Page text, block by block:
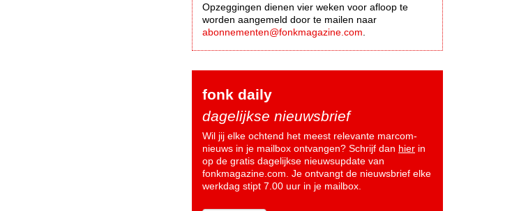
Opzeggingen dienen vier weken voor afloop te
worden aangemeld door te mailen naar
abonnementen@fonkmagazine.com
fonk daily
dagelijkse nieuwsbrief
Wil jij elke ochtend het meest relevante marcom-
nieuws in je mailbox ontvangen? Schrijf dan hier in
op de gratis dagelijkse nieuwsupdate van
fonkmagazine.com. Je ontvangt de nieuwsbrief elke
werkdag stipt 7.00 uur in je mailbox.